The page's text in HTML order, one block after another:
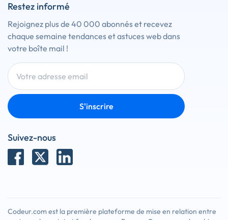
Restez informé
Rejoignez plus de 40 000 abonnés et recevez
chaque semaine tendances et astuces web dans
votre boîte mail !
S'inscrire
Suivez-nous
Codeur.com est la première plateforme de mise en relation entre